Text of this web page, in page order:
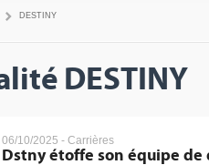
DESTINY
DESTINY
06/10/2025 - Carrières
Dstny étoffe son équipe de